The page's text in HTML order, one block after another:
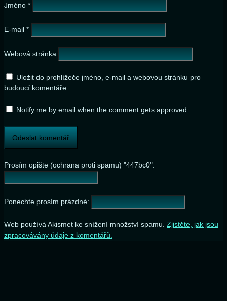
Jméno *
E-mail *
Webová stránka
Uložit do prohlížeče jméno, e-mail a webovou stránku pro
budoucí komentáře.
Notify me by email when the comment gets approved.
Prosím opište (ochrana proti spamu) "447bc0":
Ponechte prosím prázdné:
Web používá Akismet ke snížení množství spamu. Zjistěte, jak jsou
zpracovávány údaje z komentářů.